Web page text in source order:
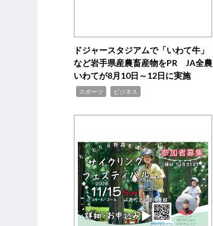
ドジャースタジアムで「いわて牛」
など岩手県産農畜産物をPR JA全農
いわてが8月10日～12日に実施
スポーツ ビジネス